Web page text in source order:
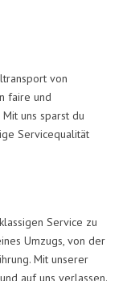
von
faire und
uns sparst du
Servicequalität
Service zu
Umzugs, von der
Mit unserer
auf uns verlassen.